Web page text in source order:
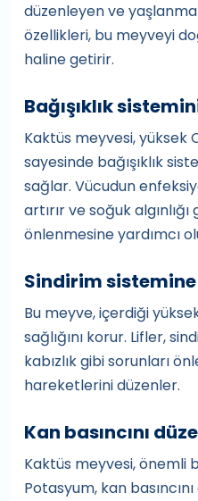
düzenleyen ve
özellikleri, bu meyveyi
haline getirir.
Bağışıklık
Kaktüs meyvesi, yüksek
sayesinde bağışıklık
sağlar. Vücudun
artırır ve soğuk
önlenmesine yardımcı
Sindirim
Bu meyve, içerdiği
sağlığını korur. Lifler,
kabızlık gibi sorunları
hareketlerini düzenler.
Kan basıncını
Kaktüs meyvesi, önemli
Potasyum, kan